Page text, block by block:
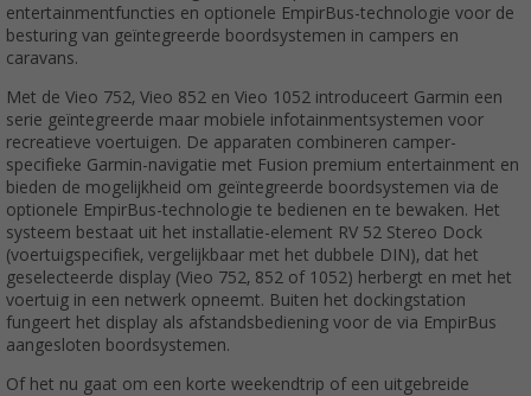
entertainmentfuncties en optionele EmpirBus-technologie voor de
besturing van geïntegreerde boordsystemen in campers en
caravans.
Met de Vieo 752, Vieo 852 en Vieo 1052 introduceert Garmin een
serie geïntegreerde maar mobiele infotainmentsystemen voor
recreatieve voertuigen. De apparaten combineren camper-
specifieke Garmin-navigatie met Fusion premium entertainment en
bieden de mogelijkheid om geïntegreerde boordsystemen via de
optionele EmpirBus-technologie te bedienen en te bewaken. Het
systeem bestaat uit het installatie-element RV 52 Stereo Dock
(voertuigspecifiek, vergelijkbaar met het dubbele DIN), dat het
geselecteerde display (Vieo 752, 852 of 1052) herbergt en met het
voertuig in een netwerk opneemt. Buiten het dockingstation
fungeert het display als afstandsbediening voor de via EmpirBus
aangesloten boordsystemen.
Of het nu gaat om een korte weekendtrip of een uitgebreide